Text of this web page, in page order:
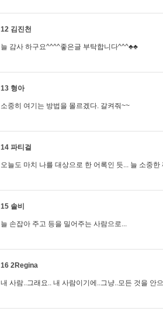
12 김진천
늘 감사 하구요^^^^좋은글 부탁합니다^^^♣♣
13 형아
소중히 여기는 방법을 몰르겠다. 갈켜줘~~
14 파티걸
오늘도 마치 나를 대상으로 한 어록인 듯... 늘 소중한
15 솔비
늘 손잡아 주고 등을 밀어주는 사람으로...
16 2Regina
내 사람..그래요.. 내 사람이기에..그냥..모든 것을 안